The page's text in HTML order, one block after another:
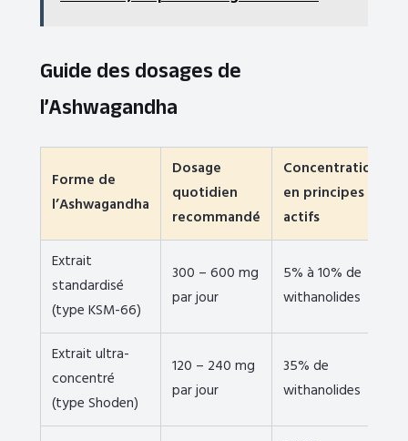
Guide des dosages de
l’Ashwagandha
Forme de
l’Ashwagandha
Dosage
quotidien
recommandé
Concentration
en principes
actifs
Extrait
standardisé
(type KSM-66)
300 – 600 mg
par jour
5% à 10% de
withanolides
Extrait ultra-
concentré
(type Shoden)
120 – 240 mg
par jour
35% de
withanolides